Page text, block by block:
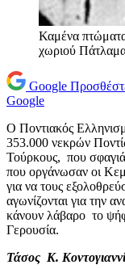
Καμένα
χωριού
Google
Google
Ο Ποντιακός
353.000 νεκρών
Τούρκους, που
που οργάνωσαν οι
για να τους
αγωνίζονται για την
κάνουν λάβαρο το
Γερουσία.
Τάσος Κ.